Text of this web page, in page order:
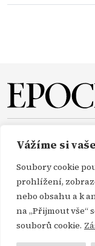
Vážíme si
Soubory cookie
prohlížení,
nebo obsahu a k
na „Přijmout vše“
souborů cookie.
OBCHODNÍ